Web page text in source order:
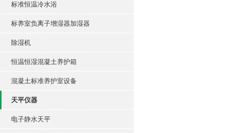
标准恒温冷水浴
标养室负离子增湿器加湿器
除湿机
恒温恒湿混凝土养护箱
混凝土标准养护室设备
天平仪器
电子静水天平